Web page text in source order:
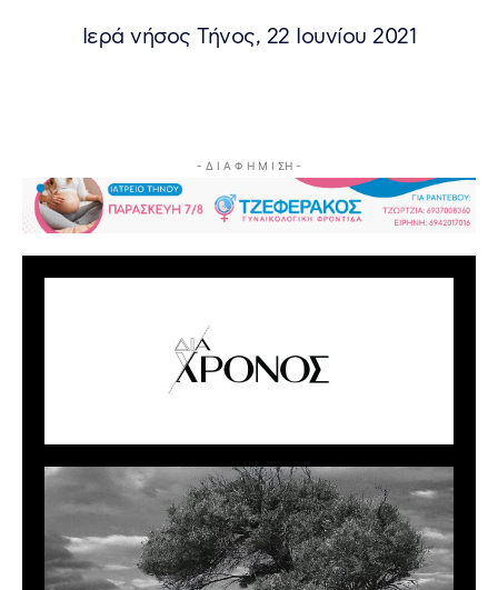
Ιερά νήσος Τήνος, 22 Ιουνίου 2021
- Δ Ι Α Φ Η Μ Ι ΣΗ -